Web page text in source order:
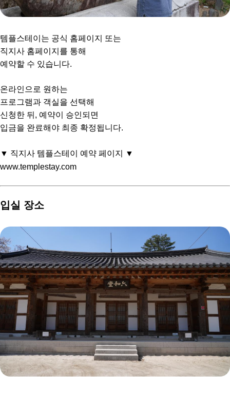
템플스테이는 공식 홈페이지 또는
직지사 홈페이지를 통해
예약할 수 있습니다.
온라인으로 원하는
프로그램과 객실을 선택해
신청한 뒤, 예약이 승인되면
입금을 완료해야 최종 확정됩니다.
▼ 직지사 템플스테이 예약 페이지 ▼
www.templestay.com
입실 장소